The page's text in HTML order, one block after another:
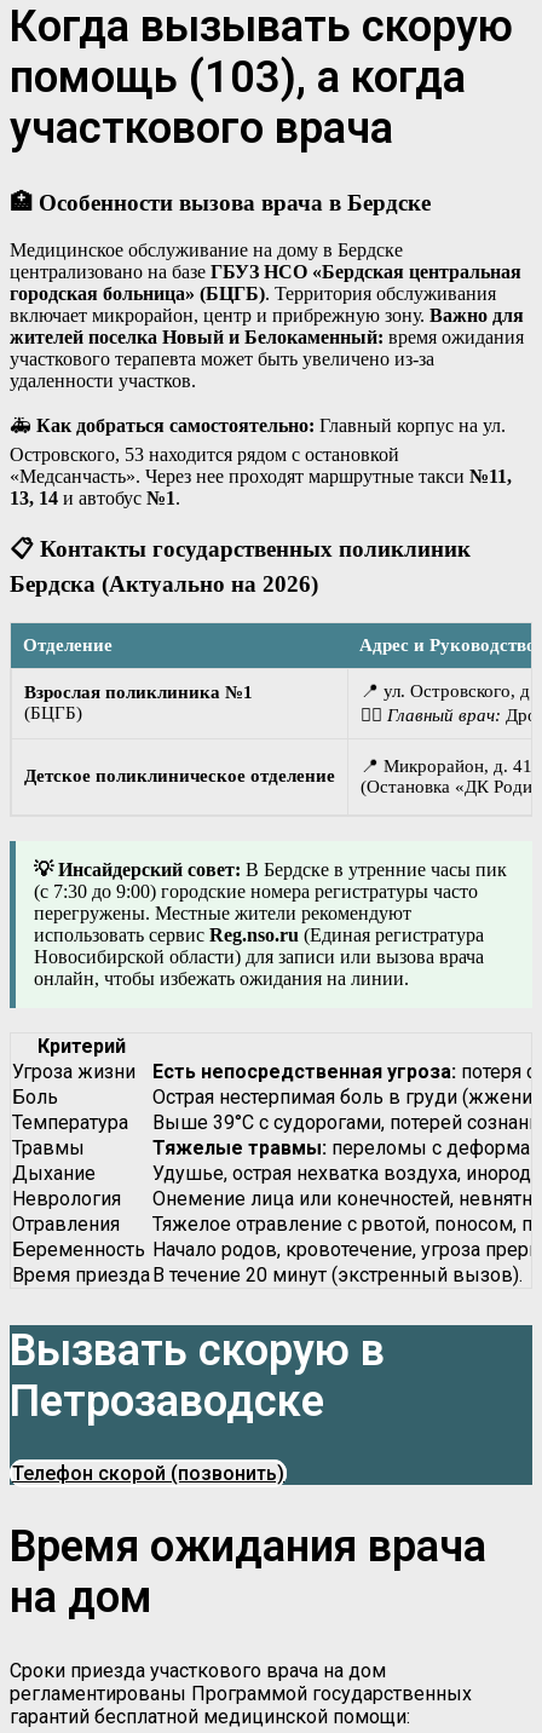
Когда вызывать скорую
помощь (103), а когда
участкового врача
🏥 Особенности вызова врача в Бердске
Медицинское обслуживание на дому в Бердске
централизовано на базе ГБУЗ НСО «Бердская центральная
городская больница» (БЦГБ). Территория обслуживания
включает микрорайон, центр и прибрежную зону. Важно для
жителей поселка Новый и Белокаменный: время ожидания
участкового терапевта может быть увеличено из-за
удаленности участков.
🚑 Как добраться самостоятельно: Главный корпус на ул.
Островского, 53 находится рядом с остановкой
«Медсанчасть». Через нее проходят маршрутные такси №11,
13, 14 и автобус №1.
📋 Контакты государственных поликлиник
Бердска (Актуально на 2026)
Отделение Адрес и Руководство
Взрослая поликлиника №1
(БЦГБ)
📍 ул. Островского, д.
👨‍⚕️ Главный врач:
Детское поликлиническое отделение
📍 Микрорайон, д. 41а
(Остановка «ДК
💡 Инсайдерский совет: В Бердске в утренние часы пик
(с 7:30 до 9:00) городские номера регистратуры часто
перегружены. Местные жители рекомендуют
использовать сервис Reg.nso.ru (Единая регистратура
Новосибирской области) для записи или вызова врача
онлайн, чтобы избежать ожидания на линии.
Критерий
Угроза жизни
Есть непосредственная угроза: потеря
Боль
Острая нестерпимая боль в груди
Температура
Выше 39°C с судорогами, потерей
Травмы
Тяжелые травмы: переломы с
Дыхание
Удушье, острая нехватка воздуха,
Неврология
Онемение лица или конечностей,
Отравления
Тяжелое отравление с рвотой, поносом,
Беременность Начало родов, кровотечение, угроза
Время приездаВ течение 20 минут (экстренный вызов).
Вызвать скорую в
Петрозаводске
Телефон скорой (позвонить)
Время ожидания врача
на дом
Сроки приезда участкового врача на дом
регламентированы Программой государственных
гарантий бесплатной медицинской помощи: